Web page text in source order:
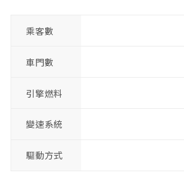
乘客數
車門數
引擎燃料
變速系統
驅動方式